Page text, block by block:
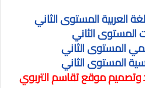
العربية المستوى الثاني
المستوى الثاني
المستوى الثاني
المستوى الثاني
وتصميم موقع تقاسم التربوي